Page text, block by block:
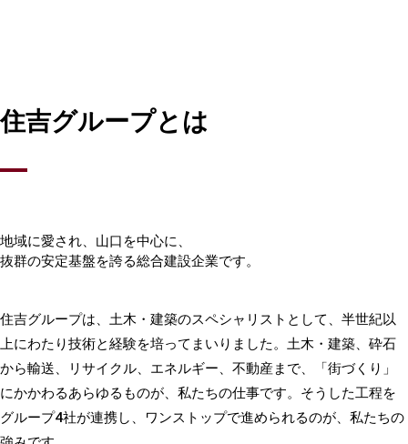
住吉グループとは
地域に愛され、山口を中心に、
抜群の安定基盤を誇る総合建設企業です。
住吉グループは、土木・建築のスペシャリストとして、半世紀以
上にわたり技術と経験を培ってまいりました。土木・建築、砕石
から輸送、リサイクル、エネルギー、不動産まで、「街づくり」
にかかわるあらゆるものが、私たちの仕事です。そうした工程を
グループ4社が連携し、ワンストップで進められるのが、私たちの